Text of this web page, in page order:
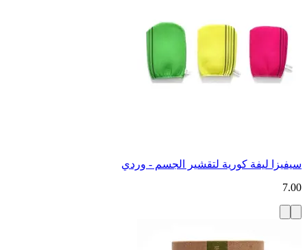
سيفيزا ليفة كورية لتقشير الجسم - وردي
7.00